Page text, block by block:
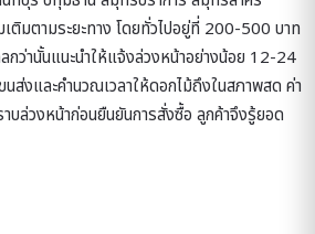
ติมตามระยะทาง โดยทั่วไปอยู่ที่ 200-500 บาท
กว่านั้นแนะนำให้แจ้งล่วงหน้าอย่างน้อย 12-24
นส่งและคำนวณเวลาให้ดอกไม้ถึงในสภาพสด ค่า
บล่วงหน้าก่อนยืนยันการสั่งซื้อ ลูกค้าจึงรู้ยอด